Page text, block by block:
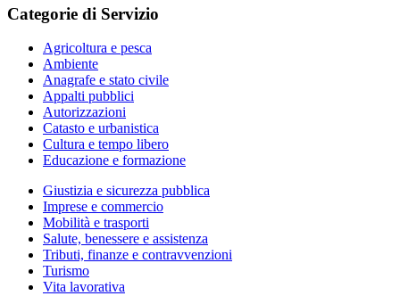
Categorie di Servizio
Agricoltura e pesca
Ambiente
Anagrafe e stato civile
Appalti pubblici
Autorizzazioni
Catasto e urbanistica
Cultura e tempo libero
Educazione e formazione
Giustizia e sicurezza pubblica
Imprese e commercio
Mobilità e trasporti
Salute, benessere e assistenza
Tributi, finanze e contravvenzioni
Turismo
Vita lavorativa